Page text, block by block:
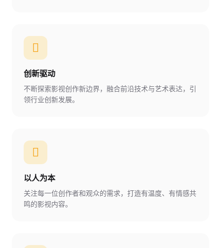
创新驱动
不断探索影视创作新边界，融合前沿技术与艺术表达，引
领行业创新发展。
以人为本
关注每一位创作者和观众的需求，打造有温度、有情感共
鸣的影视内容。